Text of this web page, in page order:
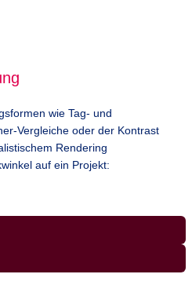
wie Tag- und
Vergleiche oder der Kontrast
Rendering
auf ein Projekt: